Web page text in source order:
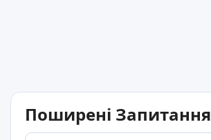
Поширені Запитання